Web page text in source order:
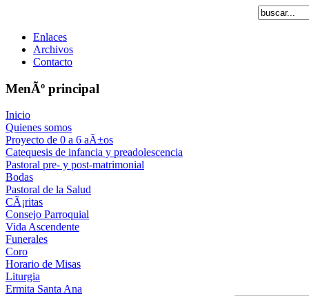
Enlaces
Archivos
Contacto
MenÃº principal
Inicio
Quienes somos
Proyecto de 0 a 6 aÃ±os
Catequesis de infancia y preadolescencia
Pastoral pre- y post-matrimonial
Bodas
Pastoral de la Salud
CÃ¡ritas
Consejo Parroquial
Vida Ascendente
Funerales
Coro
Horario de Misas
Liturgia
Ermita Santa Ana